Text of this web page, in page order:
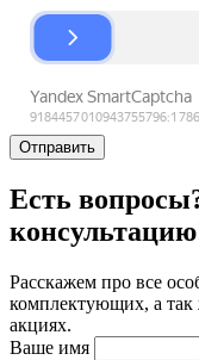
Отправить
Есть
Расскажем про все
комплектующих, а
акциях.
Ваше имя